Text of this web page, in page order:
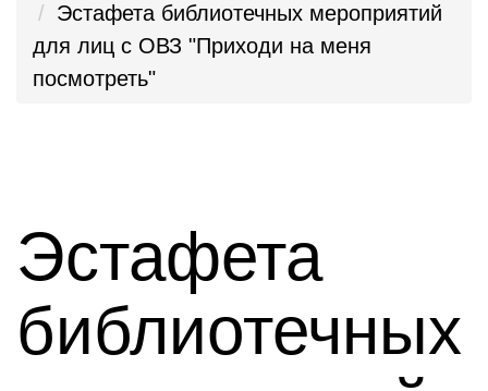
Эстафета библиотечных мероприятий
для лиц с ОВЗ "Приходи на меня
посмотреть"
Эстафета
библиотечных